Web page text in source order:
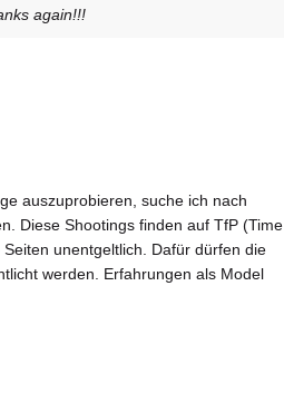
again!!!
auszuprobieren, suche ich nach
Diese Shootings finden auf TfP (Time
unentgeltlich. Dafür dürfen die
werden. Erfahrungen als Model